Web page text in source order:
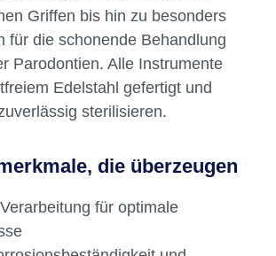
Instrumente für
Anforderungen
Zahnreiniger, Universalfeilen
Parodontalfeilen – das
alle Anforderungen moderner
von Handinstrumenten mit
Griffen bis hin zu besonders
für die schonende Behandlung
Parodontien. Alle Instrumente